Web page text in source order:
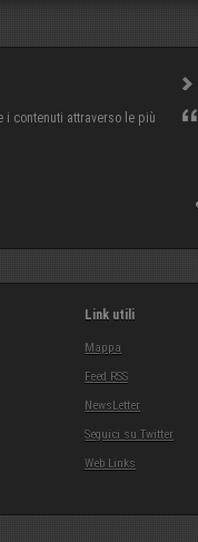
i contenuti attraverso le più
Link utili
Mappa
Feed RSS
NewsLetter
Seguici su Twitter
Web Links